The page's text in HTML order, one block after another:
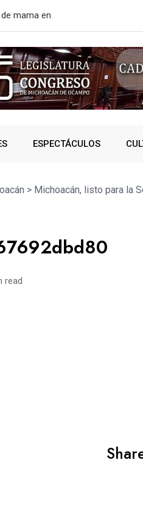
de mañana
ESPECTÁCULOS
> Michoacán, listo para la
read